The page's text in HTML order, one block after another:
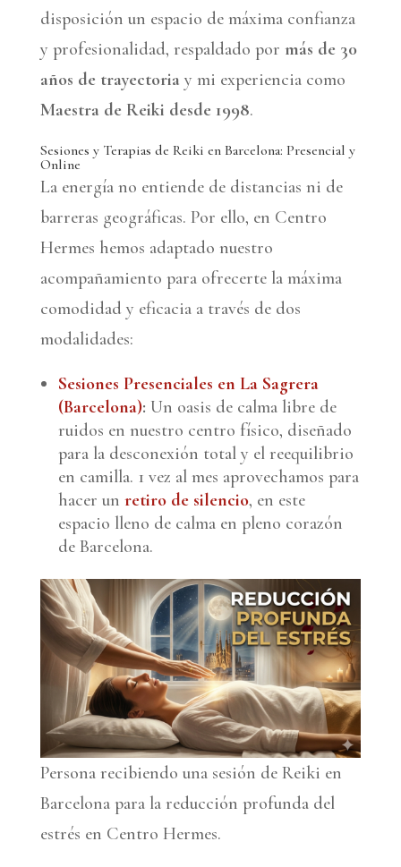
disposición un espacio de máxima confianza
y profesionalidad, respaldado por más de 30
años de trayectoria y mi experiencia como
Maestra de Reiki desde 1998.
Sesiones y Terapias de Reiki en Barcelona: Presencial y
Online
La energía no entiende de distancias ni de
barreras geográficas. Por ello, en Centro
Hermes hemos adaptado nuestro
acompañamiento para ofrecerte la máxima
comodidad y eficacia a través de dos
modalidades:
Sesiones Presenciales en La Sagrera
(Barcelona): Un oasis de calma libre de
ruidos en nuestro centro físico, diseñado
para la desconexión total y el reequilibrio
en camilla. 1 vez al mes aprovechamos para
hacer un retiro de silencio, en este
espacio lleno de calma en pleno corazón
de Barcelona.
Persona recibiendo una sesión de Reiki en
Barcelona para la reducción profunda del
estrés en Centro Hermes.